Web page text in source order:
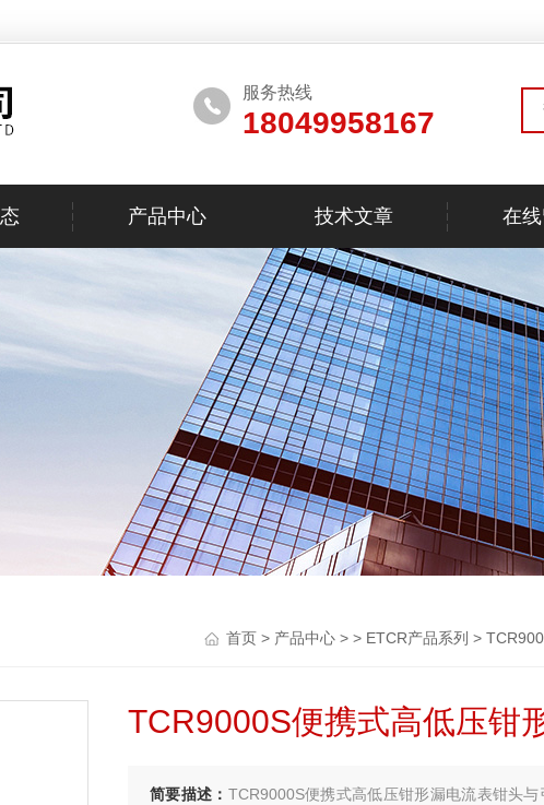
服务热线
18049958167
产品中心 技术文章 在
首页 > 产品中心 > > ETCR产品系列 >
TCR9000S便携式高低压钳
简要描述： TCR9000S便携式高低压钳形漏电流表钳头